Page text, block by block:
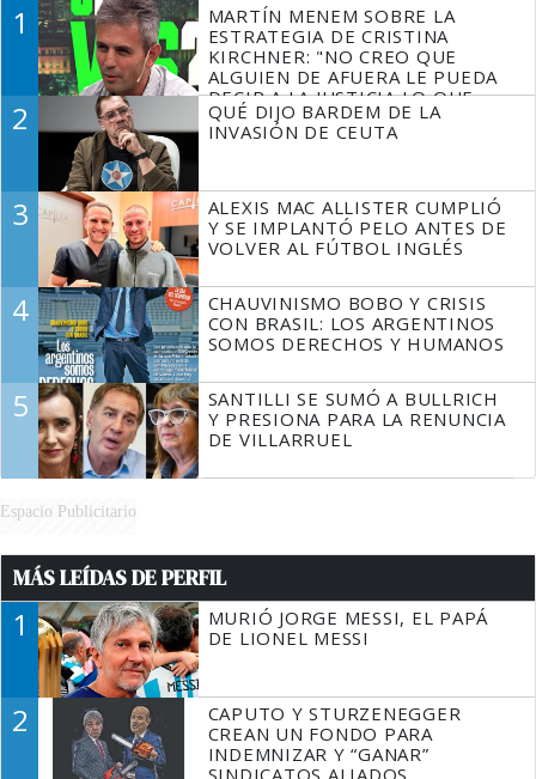
1
MARTÍN MENEM SOBRE LA
ESTRATEGIA DE CRISTINA
KIRCHNER: "NO CREO QUE
ALGUIEN DE AFUERA LE PUEDA
DECIR A LA JUSTICIA LO QUE
TIENE QUE HACER"
2
QUÉ DIJO BARDEM DE LA
INVASIÓN DE CEUTA
3
ALEXIS MAC ALLISTER CUMPLIÓ
Y SE IMPLANTÓ PELO ANTES DE
VOLVER AL FÚTBOL INGLÉS
4
CHAUVINISMO BOBO Y CRISIS
CON BRASIL: LOS ARGENTINOS
SOMOS DERECHOS Y HUMANOS
5
SANTILLI SE SUMÓ A BULLRICH
Y PRESIONA PARA LA RENUNCIA
DE VILLARRUEL
Espacio Publicitario
MÁS LEÍDAS DE PERFIL
1
MURIÓ JORGE MESSI, EL PAPÁ
DE LIONEL MESSI
2
CAPUTO Y STURZENEGGER
CREAN UN FONDO PARA
INDEMNIZAR Y “GANAR”
SINDICATOS ALIADOS